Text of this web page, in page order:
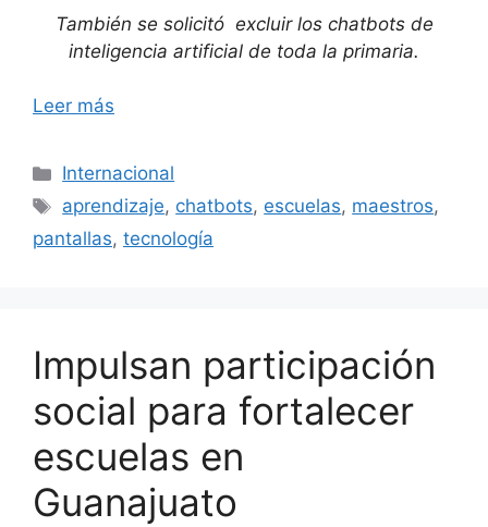
También se solicitó excluir los chatbots de
inteligencia artificial de toda la primaria.
Leer más
Categorías
Internacional
Etiquetas
aprendizaje, chatbots, escuelas, maestros,
pantallas, tecnología
Impulsan participación
social para fortalecer
escuelas en
Guanajuato